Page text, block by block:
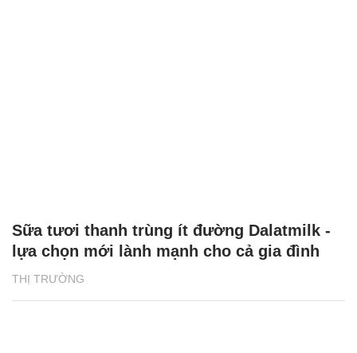
THỊ TRƯỜNG
Sữa tươi thanh trùng ít đường Dalatmilk -
lựa chọn mới lành mạnh cho cả gia đình